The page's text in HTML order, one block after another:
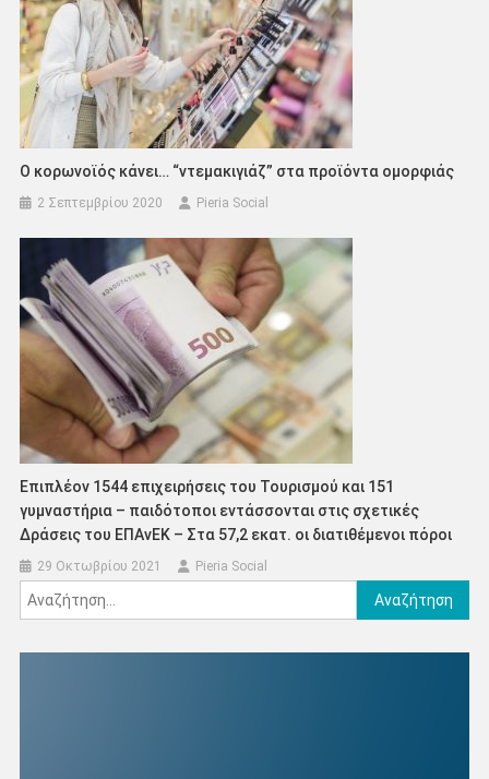
Ο κορωνοϊός κάνει… “ντεμακιγιάζ” στα προϊόντα ομορφιάς
2 Σεπτεμβρίου 2020 Pieria Social
Επιπλέον 1544 επιχειρήσεις του Τουρισμού και 151
γυμναστήρια – παιδότοποι εντάσσονται στις σχετικές
Δράσεις του ΕΠΑνΕΚ – Στα 57,2 εκατ. οι διατιθέμενοι πόροι
29 Οκτωβρίου 2021 Pieria Social
Αναζήτηση
για: